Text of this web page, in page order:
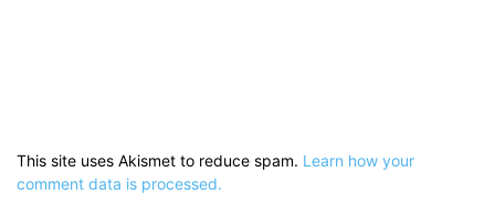
This site uses Akismet to reduce spam. Learn how your
comment data is processed.